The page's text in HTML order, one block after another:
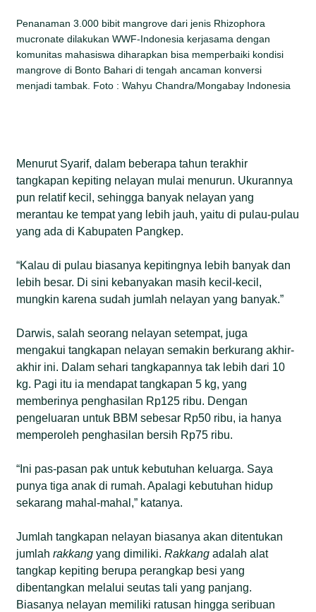
Penanaman 3.000 bibit mangrove dari jenis Rhizophora
mucronate dilakukan WWF-Indonesia kerjasama dengan
komunitas mahasiswa diharapkan bisa memperbaiki kondisi
mangrove di Bonto Bahari di tengah ancaman konversi
menjadi tambak. Foto : Wahyu Chandra/Mongabay Indonesia
Menurut Syarif, dalam beberapa tahun terakhir
tangkapan kepiting nelayan mulai menurun. Ukurannya
pun relatif kecil, sehingga banyak nelayan yang
merantau ke tempat yang lebih jauh, yaitu di pulau-pulau
yang ada di Kabupaten Pangkep.
“Kalau di pulau biasanya kepitingnya lebih banyak dan
lebih besar. Di sini kebanyakan masih kecil-kecil,
mungkin karena sudah jumlah nelayan yang banyak.”
Darwis, salah seorang nelayan setempat, juga
mengakui tangkapan nelayan semakin berkurang akhir-
akhir ini. Dalam sehari tangkapannya tak lebih dari 10
kg. Pagi itu ia mendapat tangkapan 5 kg, yang
memberinya penghasilan Rp125 ribu. Dengan
pengeluaran untuk BBM sebesar Rp50 ribu, ia hanya
memperoleh penghasilan bersih Rp75 ribu.
“Ini pas-pasan pak untuk kebutuhan keluarga. Saya
punya tiga anak di rumah. Apalagi kebutuhan hidup
sekarang mahal-mahal,” katanya.
Jumlah tangkapan nelayan biasanya akan ditentukan
jumlahrakkang yang dimiliki.Rakkang adalah alat
tangkap kepiting berupa perangkap besi yang
dibentangkan melalui seutas tali yang panjang.
Biasanya nelayan memiliki ratusan hingga seribuan